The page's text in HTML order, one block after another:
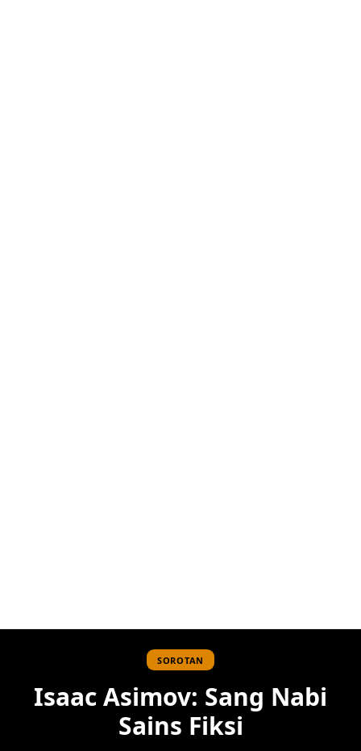
SOROTAN
Isaac Asimov: Sang Nabi
Sains Fiksi